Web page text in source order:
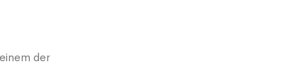
der